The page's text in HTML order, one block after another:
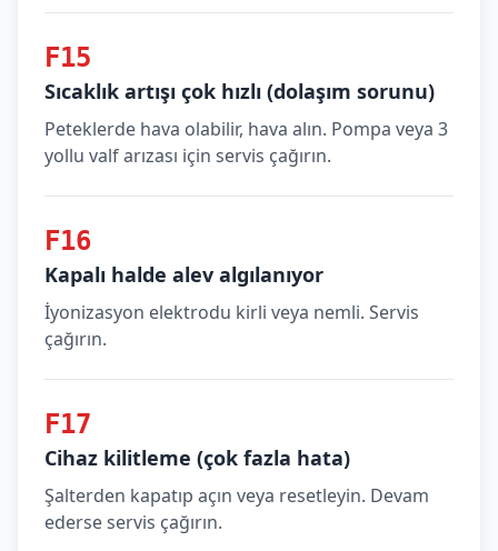
F15
Sıcaklık artışı çok hızlı (dolaşım sorunu)
Peteklerde hava olabilir, hava alın. Pompa veya 3
yollu valf arızası için servis çağırın.
F16
Kapalı halde alev algılanıyor
İyonizasyon elektrodu kirli veya nemli. Servis
çağırın.
F17
Cihaz kilitleme (çok fazla hata)
Şalterden kapatıp açın veya resetleyin. Devam
ederse servis çağırın.